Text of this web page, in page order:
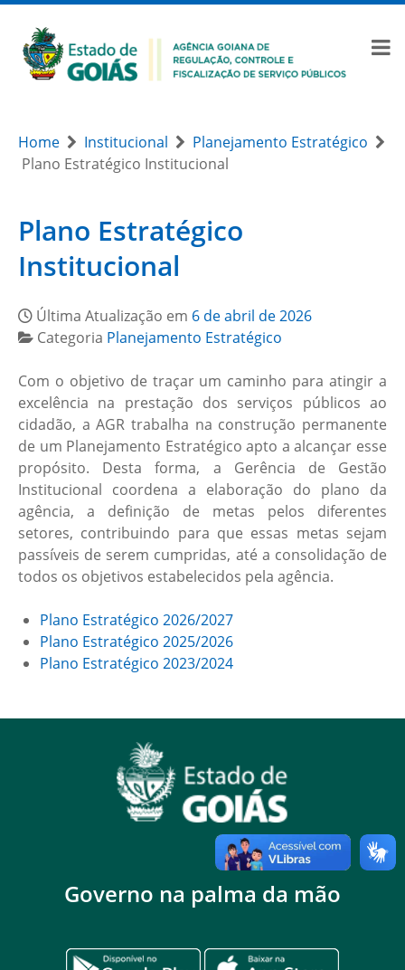
Home Institucional
Planejamento Estratégico
Plano Estratégico Institucional
Plano Estratégico
Institucional
Última Atualização em 6 de abril de 2026
Categoria Planejamento Estratégico
Com o objetivo de traçar um caminho para atingir a
excelência na prestação dos serviços públicos ao
cidadão, a AGR trabalha na construção permanente
de um Planejamento Estratégico apto a alcançar esse
propósito. Desta forma, a Gerência de Gestão
Institucional coordena a elaboração do plano da
agência, a definição de metas pelos diferentes
setores, contribuindo para que essas metas sejam
passíveis de serem cumpridas, até a consolidação de
todos os objetivos estabelecidos pela agência.
Plano Estratégico 2026/2027
Plano Estratégico 2025/2026
Plano Estratégico 2023/2024
Governo na palma da mão